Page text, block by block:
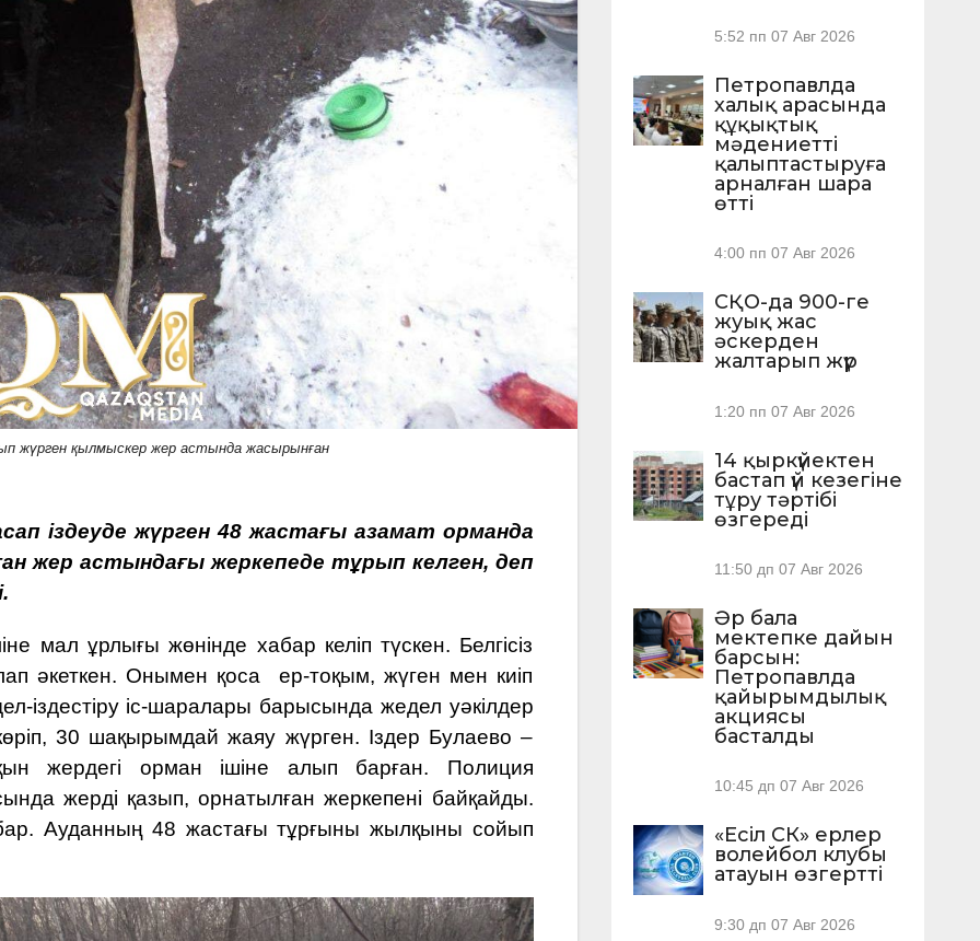
жүрген қылмыскер жер астында жасырынған
іздеуде жүрген 48 жастағы азамат орманда
жер астындағы жеркепеде тұрып келген, деп
мал ұрлығы жөнінде хабар келіп түскен. Белгісіз
әкеткен. Онымен қоса ер-тоқым, жүген мен киіп
іздестіру іс-шаралары барысында жедел уәкілдер
30 шақырымдай жаяу жүрген. Іздер Булаево –
жердегі орман ішіне алып барған. Полиция
жерді қазып, орнатылған жеркепені байқайды.
Ауданның 48 жастағы тұрғыны жылқыны сойып
5:52 пп 07 Авг 2026
Петропавлда
халық арасында
құқықтық
мәдениетті
қалыптастыруға
арналған шара
өтті
4:00 пп 07 Авг 2026
СҚО-да 900-ге
жуық жас
әскерден
жалтарып жүр
1:20 пп 07 Авг 2026
14 қыркүйектен
бастап үй кезегіне
тұру тәртібі
өзгереді
11:50 дп 07 Авг 2026
Әр бала
мектепке дайын
барсын:
Петропавлда
қайырымдылық
акциясы
басталды
10:45 дп 07 Авг 2026
«Есіл СК» ерлер
волейбол клубы
атауын өзгертті
9:30 дп 07 Авг 2026